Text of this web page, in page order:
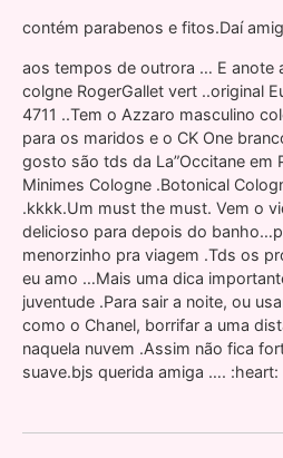
contém parabenos e fitos.Daí
aos tempos de outrora … E anote
colgne RogerGallet vert ..original
4711 ..Tem o Azzaro masculino
para os maridos e o CK One
gosto são tds da La”Occitane em
Minimes Cologne .Botonical
.kkkk.Um must the must. Vem o
delicioso para depois do
menorzinho pra viagem .Tds os
eu amo …Mais uma dica
juventude .Para sair a noite, ou
como o Chanel, borrifar a uma
naquela nuvem .Assim não fica
suave.bjs querida amiga …. :heart: